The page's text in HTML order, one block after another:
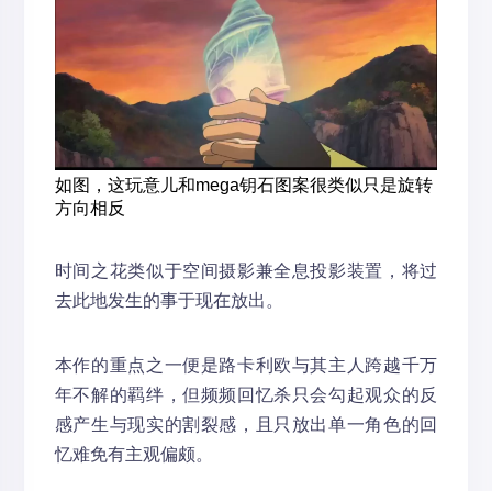
如图，这玩意儿和mega钥石图案很类似只是旋转
方向相反
时间之花类似于空间摄影兼全息投影装置，将过
去此地发生的事于现在放出。
本作的重点之一便是路卡利欧与其主人跨越千万
年不解的羁绊，但频频回忆杀只会勾起观众的反
感产生与现实的割裂感，且只放出单一角色的回
忆难免有主观偏颇。